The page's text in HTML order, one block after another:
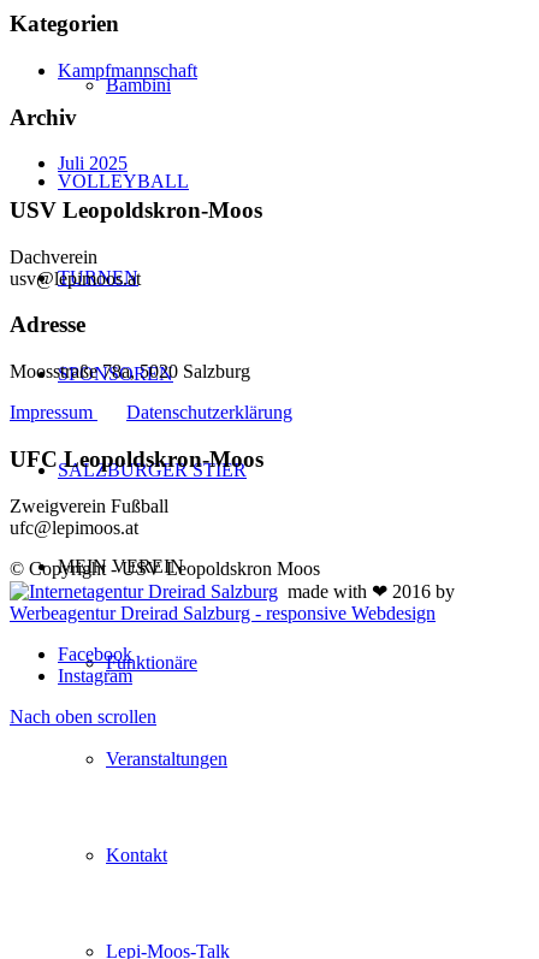
Bambini
VOLLEYBALL
TURNEN
SPONSOREN
SALZBURGER STIER
MEIN VEREIN
Funktionäre
Veranstaltungen
Kontakt
Lepi-Moos-Talk
Kategorien
Kampfmannschaft
Archiv
Juli 2025
USV Leopoldskron-Moos
Dachverein
usv@lepimoos.at
Adresse
Moosstraße 78a, 5020 Salzburg
Impressum
Datenschutzerklärung
UFC Leopoldskron-Moos
Zweigverein Fußball
ufc@lepimoos.at
© Copyright - USV Leopoldskron Moos
made with ❤ 2016 by
Werbeagentur Dreirad Salzburg - responsive Webdesign
Facebook
Instagram
Nach oben scrollen